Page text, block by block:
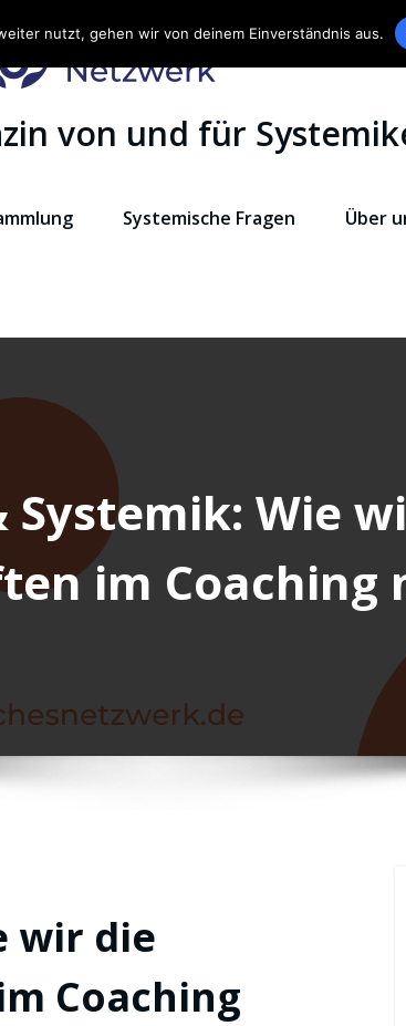
von und für
Systemische Fragen Über
Systemik: Wie
im Coaching
wir die
Coaching
nutzt, gehen wir von deinem Einverständnis aus.